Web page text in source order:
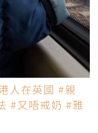
人在英國 #親
#又唔戒奶 #雅